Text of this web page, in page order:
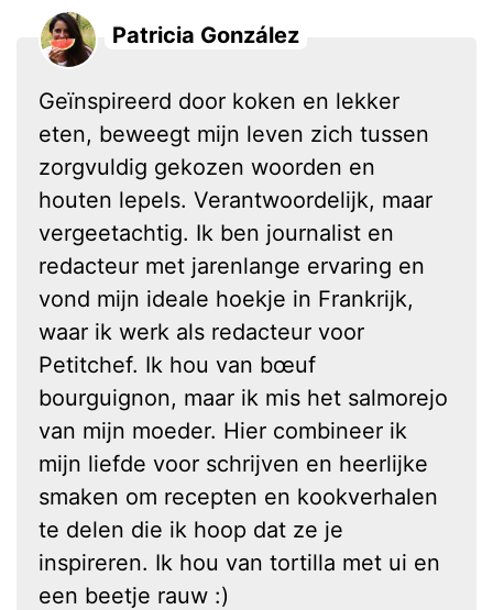
Patricia González
Geïnspireerd door koken en lekker
eten, beweegt mijn leven zich tussen
zorgvuldig gekozen woorden en
houten lepels. Verantwoordelijk, maar
vergeetachtig. Ik ben journalist en
redacteur met jarenlange ervaring en
vond mijn ideale hoekje in Frankrijk,
waar ik werk als redacteur voor
Petitchef. Ik hou van bœuf
bourguignon, maar ik mis het salmorejo
van mijn moeder. Hier combineer ik
mijn liefde voor schrijven en heerlijke
smaken om recepten en kookverhalen
te delen die ik hoop dat ze je
inspireren. Ik hou van tortilla met ui en
een beetje rauw :)